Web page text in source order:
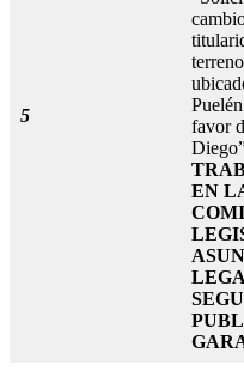
5
favor
EN